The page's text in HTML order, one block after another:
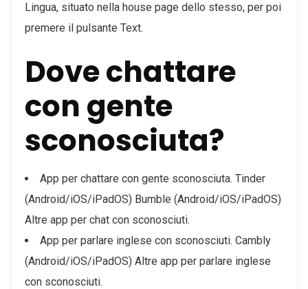
Lingua, situato nella house page dello stesso, per poi
premere il pulsante Text.
Dove chattare
con gente
sconosciuta?
App per chattare con gente sconosciuta. Tinder
(Android/iOS/iPadOS) Bumble (Android/iOS/iPadOS)
Altre app per chat con sconosciuti.
App per parlare inglese con sconosciuti. Cambly
(Android/iOS/iPadOS) Altre app per parlare inglese
con sconosciuti.